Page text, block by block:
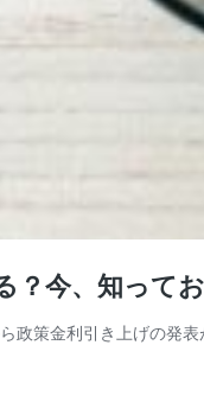
？今、知って
政策金利引き上げの発